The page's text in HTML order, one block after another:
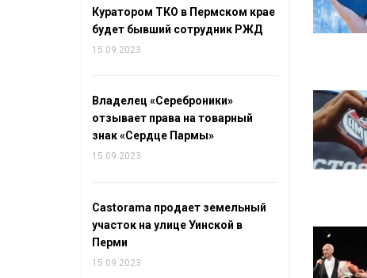
Куратором ТКО в Пермском крае
будет бывший сотрудник РЖД
15.09.2023
Владелец «Сереброники»
отзывает права на товарный
знак «Сердце Пармы»
15.09.2023
Castorama продает земельный
участок на улице Уинской в
Перми
15.09.2023